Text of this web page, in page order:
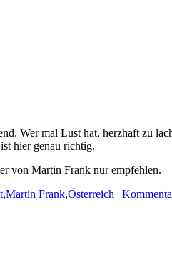
Wer mal Lust hat, herzhaft zu
hier genau richtig.
von Martin Frank nur empfehlen.
,Martin Frank,Österreich |